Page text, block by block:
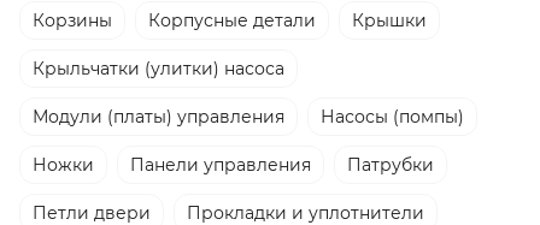
Корзины Корпусные детали Крышки
Крыльчатки (улитки) насоса
Модули (платы) управления Насосы (помпы)
Ножки Панели управления Патрубки
Петли двери Прокладки и уплотнители